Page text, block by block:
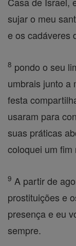
sujar o meu
e os cadáveres
8 pondo o seu
umbrais junto a
festa
usaram para
suas práticas
coloquei um fim
9 A partir de
prostituições e
presença e eu
sempre.